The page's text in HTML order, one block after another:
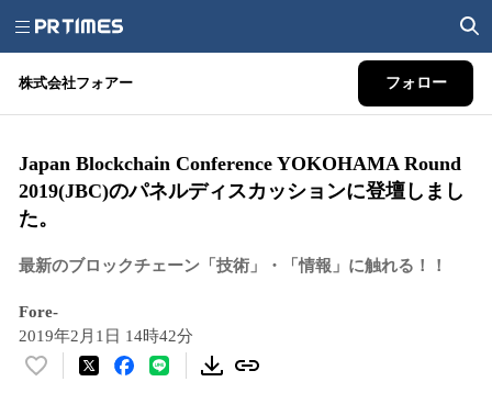
株式会社フォアー フォロー
Japan Blockchain Conference YOKOHAMA Round
2019(JBC)のパネルディスカッションに登壇しまし
た。
最新のブロックチェーン「技術」・「情報」に触れる！！
Fore-
2019年2月1日 14時42分
い